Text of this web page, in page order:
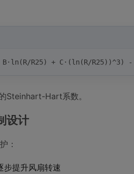
R25) + C·(ln(R/R25))^3) -
Steinhart-Hart系数。
设计
：
步提升风扇转速